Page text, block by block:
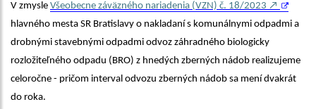
V zmysle Všeobecne záväzného nariadenia (VZN) č. 18/2023 ↗︎
hlavného mesta SR Bratislavy o nakladaní s komunálnymi odpadmi a
drobnými stavebnými odpadmi odvoz záhradného biologicky
rozložiteľného odpadu (BRO) z hnedých zberných nádob realizujeme
celoročne - pričom interval odvozu zberných nádob sa mení dvakrát
do roka.